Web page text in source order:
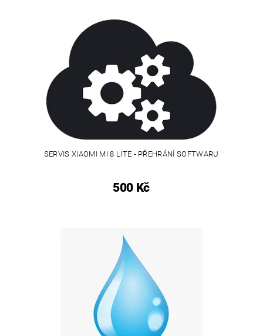
SERVIS XIAOMI MI 8 LITE - PŘEHRÁNÍ SOFTWARU
500 Kč